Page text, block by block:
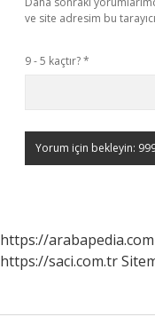
ve site adresim bu
9 - 5 kaçtır?*
https://arabapedia.com
https://saci.com.tr